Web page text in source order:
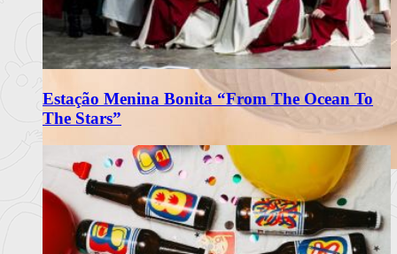
Estação Menina Bonita “From The Ocean To
The Stars”
Matriarca Renova Carta de Verão
com Frescura e Sabores Portugueses